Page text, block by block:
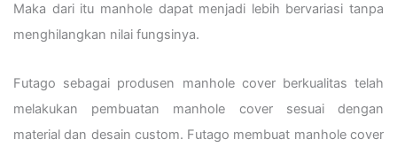
Maka dari itu manhole dapat menjadi lebih bervariasi tanpa
menghilangkan nilai fungsinya.
Futago sebagai produsen manhole cover berkualitas telah
melakukan pembuatan manhole cover sesuai dengan
material dan desain custom. Futago membuat manhole cover